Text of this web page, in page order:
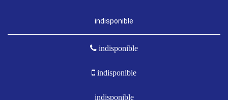
indisponible
indisponible
indisponible
indisponible